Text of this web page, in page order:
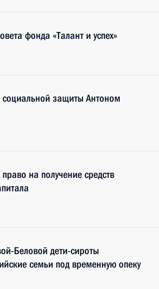
фонда «Талант и успех»
социальной защиты Антоном
на получение средств
Беловой дети-сироты
семьи под временную опеку